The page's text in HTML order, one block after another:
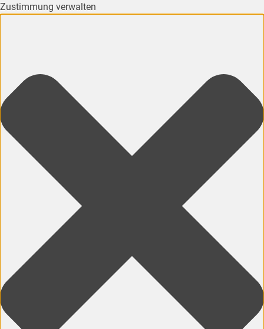
Zustimmung verwalten